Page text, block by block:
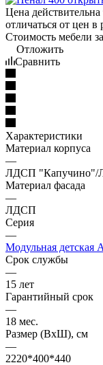
Цена
отличаться от цен
Стоимость мебели
Отложить
Сравнить
Характеристики
Материал корпуса
—
ЛДСП "Капучино"/
Материал фасада
—
ЛДСП
Серия
—
Модульная детская
Срок службы
—
15 лет
Гарантийный срок
—
18 мес.
Размер (ВхШ), см
—
2220*400*440